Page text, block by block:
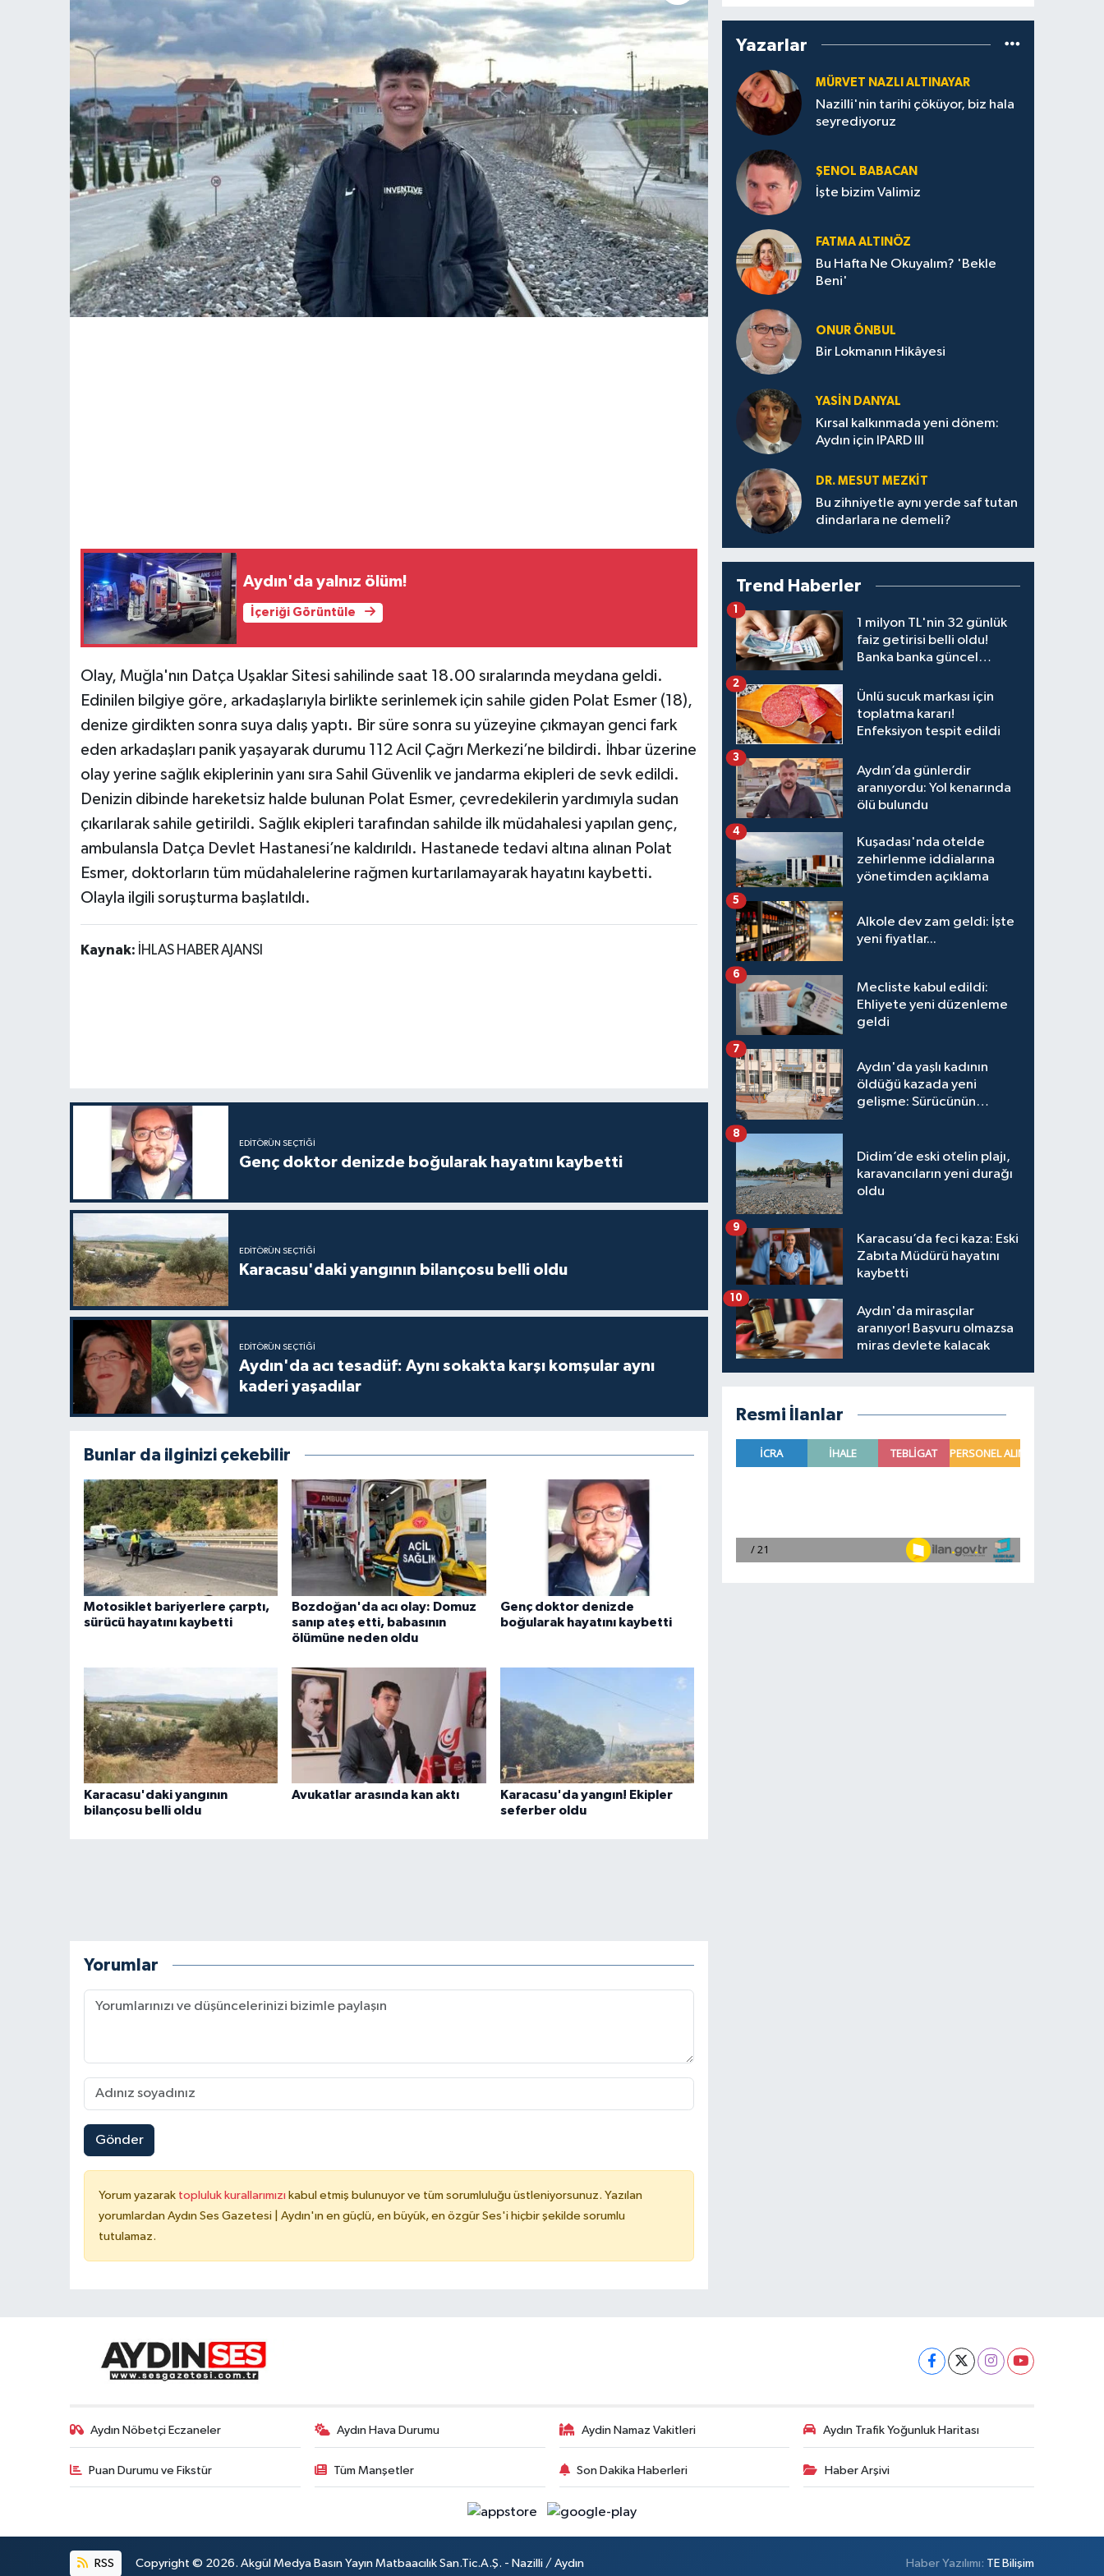
Aydın'da yalnız ölüm!
İçeriği Görüntüle
Olay, Muğla'nın Datça Uşaklar Sitesi sahilinde saat 18.00 sıralarında meydana geldi.
Edinilen bilgiye göre, arkadaşlarıyla birlikte serinlemek için sahile giden Polat Esmer (18),
denize girdikten sonra suya dalış yaptı. Bir süre sonra su yüzeyine çıkmayan genci fark
eden arkadaşları panik yaşayarak durumu 112 Acil Çağrı Merkezi’ne bildirdi. İhbar üzerine
olay yerine sağlık ekiplerinin yanı sıra Sahil Güvenlik ve jandarma ekipleri de sevk edildi.
Denizin dibinde hareketsiz halde bulunan Polat Esmer, çevredekilerin yardımıyla sudan
çıkarılarak sahile getirildi. Sağlık ekipleri tarafından sahilde ilk müdahalesi yapılan genç,
ambulansla Datça Devlet Hastanesi’ne kaldırıldı. Hastanede tedavi altına alınan Polat
Esmer, doktorların tüm müdahalelerine rağmen kurtarılamayarak hayatını kaybetti.
Olayla ilgili soruşturma başlatıldı.
Kaynak: İHLAS HABER AJANSI
EDITÖRÜN SEÇTIĞI
Genç doktor denizde boğularak hayatını kaybetti
EDITÖRÜN SEÇTIĞI
Karacasu'daki yangının bilançosu belli oldu
EDITÖRÜN SEÇTIĞI
Aydın'da acı tesadüf: Aynı sokakta karşı komşular aynı
kaderi yaşadılar
Bunlar da ilginizi çekebilir
Motosiklet bariyerlere çarptı,
sürücü hayatını kaybetti
Bozdoğan'da acı olay: Domuz
sanıp ateş etti, babasının
ölümüne neden oldu
Genç doktor denizde
boğularak hayatını kaybetti
Karacasu'daki yangının
bilançosu belli oldu
Avukatlar arasında kan aktı
Karacasu'da yangın! Ekipler
seferber oldu
Yorumlar
Gönder
Yorum yazarak topluluk kurallarımızı kabul etmiş bulunuyor ve tüm sorumluluğu üstleniyorsunuz. Yazılan
yorumlardan Aydın Ses Gazetesi | Aydın'ın en güçlü, en büyük, en özgür Ses'i hiçbir şekilde sorumlu
tutulamaz.
Yazarlar
MÜRVET NAZLI ALTINAYAR
Nazilli'nin tarihi çöküyor, biz hala
seyrediyoruz
ŞENOL BABACAN
İşte bizim Valimiz
FATMA ALTINÖZ
Bu Hafta Ne Okuyalım? 'Bekle
Beni'
ONUR ÖNBUL
Bir Lokmanın Hikâyesi
YASIN DANYAL
Kırsal kalkınmada yeni dönem:
Aydın için IPARD III
DR. MESUT MEZKIT
Bu zihniyetle aynı yerde saf tutan
dindarlara ne demeli?
Trend Haberler
1 milyon TL'nin 32 günlük
faiz getirisi belli oldu!
Banka banka güncel
1
Ünlü sucuk markası için
toplatma kararı!
Enfeksiyon tespit edildi
2
Aydın’da günlerdir
aranıyordu: Yol kenarında
ölü bulundu
3
Kuşadası'nda otelde
zehirlenme iddialarına
yönetimden açıklama
4
Alkole dev zam geldi: İşte
yeni fiyatlar...
5
Mecliste kabul edildi:
Ehliyete yeni düzenleme
geldi
6
Aydın'da yaşlı kadının
öldüğü kazada yeni
gelişme: Sürücünün
7
Didim’de eski otelin plajı,
karavancıların yeni durağı
oldu
8
Karacasu’da feci kaza: Eski
Zabıta Müdürü hayatını
kaybetti
9
Aydın'da mirasçılar
aranıyor! Başvuru olmazsa
miras devlete kalacak
10
Resmi İlanlar
Aydın Nöbetçi Eczaneler Aydın Hava Durumu Aydin Namaz Vakitleri Aydın Trafik Yoğunluk Haritası
Puan Durumu ve Fikstür Tüm Manşetler Son Dakika Haberleri Haber Arşivi
RSS Copyright © 2026. Akgül Medya Basın Yayın Matbaacılık San.Tic.A.Ş. - Nazilli / Aydın Haber Yazılımı: TE Bilişim